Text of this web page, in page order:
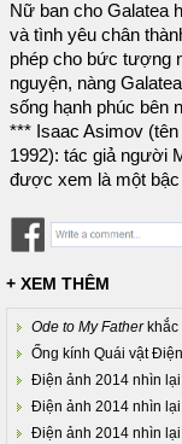
Nữ ban cho Galatea
và tình yêu chân
phép cho bức tượng
nguyện, nàng
sống hạnh phúc bên
*** Isaac Asimov
1992): tác giả người
được xem là một
+ XEM THÊM
Ode to My Fatherkhắc
Ống kính Quái vật
Điện ảnh 2014 nhìn
Điện ảnh 2014 nhìn
Điện ảnh 2014 nhìn